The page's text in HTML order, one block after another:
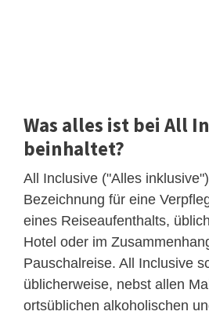
Was alles ist bei All
beinhaltet?
All Inclusive ("Alles
Bezeichnung für eine
eines Reiseaufenthalts,
Hotel oder im
Pauschalreise. All Inclusive
üblicherweise, nebst allen
ortsüblichen alkoholischen